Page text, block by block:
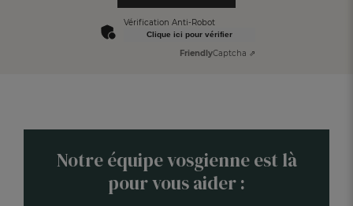
Vérification Anti-Robot
Clique ici pour vérifier
FriendlyCaptcha ⇗
Notre équipe vosgienne est là
pour vous aider :